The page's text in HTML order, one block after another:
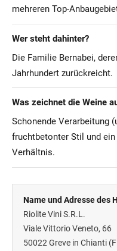
mehreren Top-
Wer steht dahinter?
Die Familie Bernabei,
Jahrhundert zurückreicht.
Was zeichnet die Weine
Schonende Verarbeitung
fruchtbetonter Stil und
Verhältnis.
Name und Adresse des
Riolite Vini S.R.L.
Viale Vittorio Veneto, 66
50022 Greve in Chianti